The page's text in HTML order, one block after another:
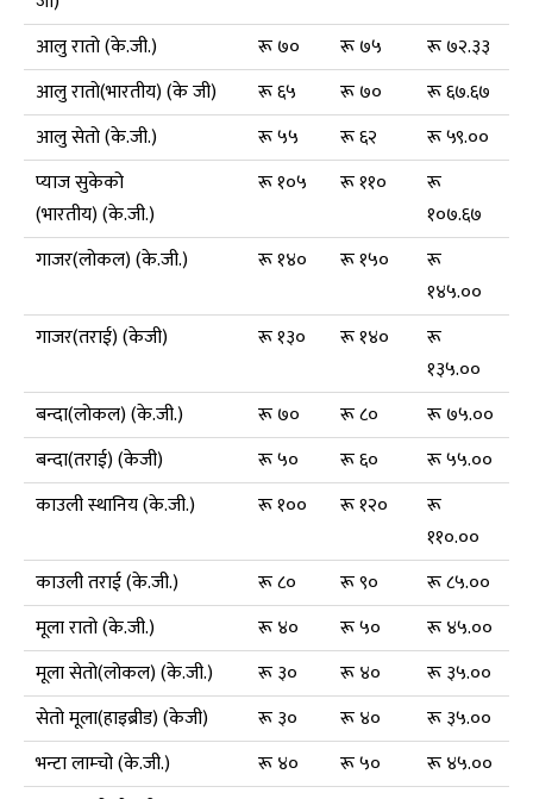
आलु रातो (के.जी.)
रू ७० रू ७५
रू ७२.३३
आलु रातो(भारतीय) (के जी)
रू ६५ रू ७०
रू ६७.६७
आलु सेतो (के.जी.)
रू ५५ रू ६२
रू ५९.००
प्याज सुकेको
(भारतीय) (के.जी.)
रू १०५ रू ११०
रू
१०७.६७
गाजर(लोकल) (के.जी.)
रू १४० रू १५०
रू
१४५.००
गाजर(तराई) (केजी)
रू १३० रू १४०
रू
१३५.००
बन्दा(लोकल) (के.जी.)
रू ७० रू ८०
रू ७५.००
बन्दा(तराई) (केजी)
रू ५० रू ६०
रू ५५.००
काउली स्थानिय (के.जी.)
रू १०० रू १२०
रू
११०.००
काउली तराई (के.जी.)
रू ८० रू ९०
रू ८५.००
मूला रातो (के.जी.)
रू ४० रू ५०
रू ४५.००
मूला सेतो(लोकल) (के.जी.)
रू ३० रू ४०
रू ३५.००
सेतो मूला(हाइब्रीड) (केजी)
रू ३० रू ४०
रू ३५.००
भन्टा लाम्चो (के.जी.)
रू ४० रू ५०
रू ४५.००